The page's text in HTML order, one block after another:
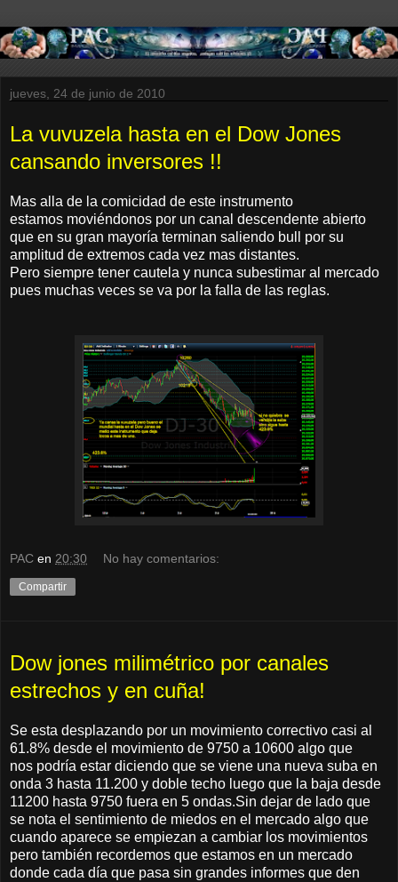
jueves, 24 de junio de 2010
La vuvuzela hasta en el Dow Jones
cansando inversores !!
Mas alla de la comicidad de este instrumento
estamos moviéndonos por un canal descendente abierto
que en su gran mayoría terminan saliendo bull por su
amplitud de extremos cada vez mas distantes.
Pero siempre tener cautela y nunca subestimar al mercado
pues muchas veces se va por la falla de las reglas.
PAC en 20:30 No hay comentarios:
Compartir
Dow jones milimétrico por canales
estrechos y en cuña!
Se esta desplazando por un movimiento correctivo casi al
61.8% desde el movimiento de 9750 a 10600 algo que
nos podría estar diciendo que se viene una nueva suba en
onda 3 hasta 11.200 y doble techo luego que la baja desde
11200 hasta 9750 fuera en 5 ondas.Sin dejar de lado que
se nota el sentimiento de miedos en el mercado algo que
cuando aparece se empiezan a cambiar los movimientos
pero también recordemos que estamos en un mercado
donde cada día que pasa sin grandes informes que den